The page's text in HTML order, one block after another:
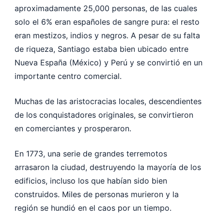
aproximadamente 25,000 personas, de las cuales
solo el 6% eran españoles de sangre pura: el resto
eran mestizos, indios y negros. A pesar de su falta
de riqueza, Santiago estaba bien ubicado entre
Nueva España (México) y Perú y se convirtió en un
importante centro comercial.
Muchas de las aristocracias locales, descendientes
de los conquistadores originales, se convirtieron
en comerciantes y prosperaron.
En 1773, una serie de grandes terremotos
arrasaron la ciudad, destruyendo la mayoría de los
edificios, incluso los que habían sido bien
construidos. Miles de personas murieron y la
región se hundió en el caos por un tiempo.